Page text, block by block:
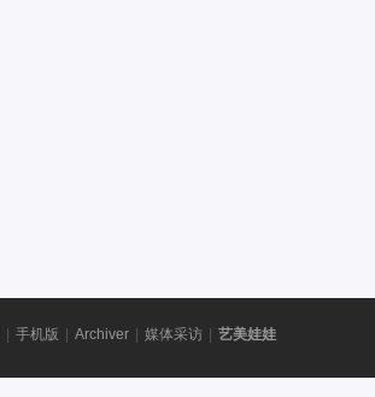
手机版 Archiver 媒体采访 艺美娃娃